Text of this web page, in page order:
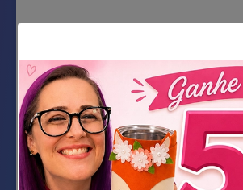
Material Necessário
Impressão do molde
3 chocolates Baton
Sisal